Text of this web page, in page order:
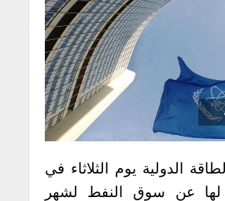
الدولية يوم الثلاثاء في
لها عن سوق النفط لشهر